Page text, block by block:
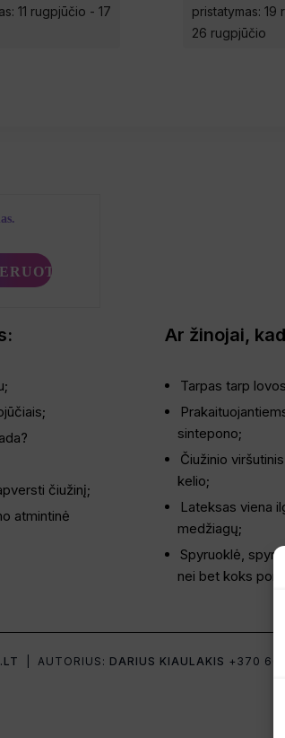
11 rugpjūčio - 17
pristatymas: 19
26 rugpjūčio
čiužinį;
atmintinė
Ar žinojai,
Tarpas tarp
sintepono;
Čiužinio
kelio;
Lateksas viena
medžiagų;
Spyruoklė,
nei bet koks
| AUTORIUS: DARIUS KIAULAKIS +370